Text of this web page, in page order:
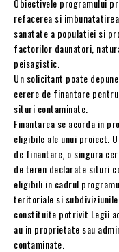
Obiectivele programului
refacerea si
sanatate a populatiei si
factorilor daunatori,
peisagistic.
Un solicitant poate
cerere de finantare
situri contaminate.
Finantarea se acorda in
eligibile ale unui proiect.
de finantare, o singura
de teren declarate situri
eligibili in cadrul
teritoriale si
constituite potrivit Legii
au in proprietate sau
contaminate.